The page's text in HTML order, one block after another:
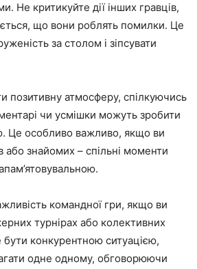
Не критикуйте дії інших гравців,
що вони роблять помилки. Це
за столом і зіпсувати
позитивну атмосферу, спілкуючись
чи усмішки можуть зробити
Це особливо важливо, якщо ви
або знайомих – спільні моменти
командної гри, якщо ви
турнірах або колективних
конкурентною ситуацією,
одне одному, обговорюючи